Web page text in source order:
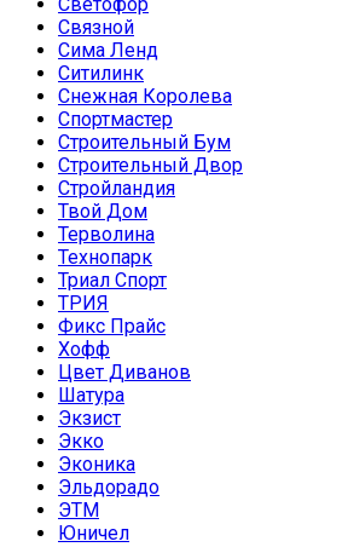
Связной
Сима Ленд
Ситилинк
Снежная Королева
Спортмастер
Строительный Бум
Строительный Двор
Стройландия
Твой Дом
Терволина
Технопарк
Триал Спорт
ТРИЯ
Фикс Прайс
Хофф
Цвет Диванов
Шатура
Экзист
Экко
Эконика
Эльдорадо
ЭТМ
Юничел